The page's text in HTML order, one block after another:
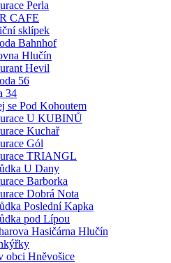
Perla
CAFE
sklípek
Bahnhof
Hlučín
Hevil
56
34
se Pod Kohoutem
U KUBINŮ
Kuchař
Gól
TRIANGL
U Dany
Barborka
Dobrá Nota
Poslední Kapka
pod Lípou
Hasičárna Hlučín
obci Hněvošice